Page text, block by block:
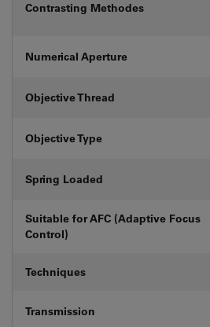
Contrasting Methodes
Numerical Aperture
Objective Thread
Objective Type
Spring Loaded
Suitable for AFC (Adaptive Focus
Control)
Techniques
Transmission